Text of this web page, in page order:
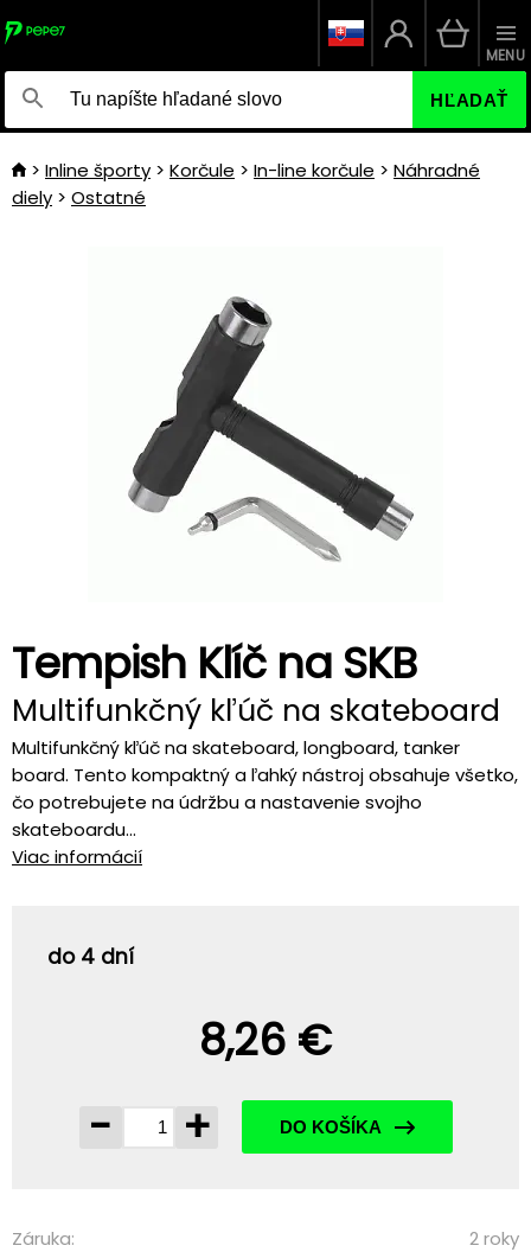
HĽADAŤ
MENU
Inline športy Korčule In-line korčule
Náhradné
diely
Ostatné
Tempish Klíč na SKB
Multifunkčný kľúč na skateboard
Multifunkčný kľúč na skateboard, longboard, tanker
board. Tento kompaktný a ľahký nástroj obsahuje všetko,
čo potrebujete na údržbu a nastavenie svojho
skateboardu...
Viac informácií
do 4 dní
8,26 €
-
+ DO KOŠÍKA
Záruka:
2 roky